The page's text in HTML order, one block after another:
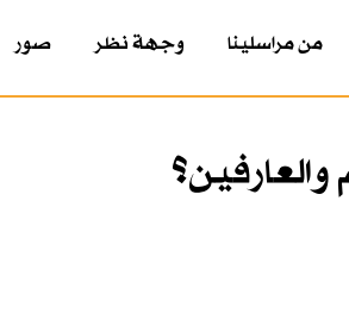
من مراسلينا وجهة نظر صور